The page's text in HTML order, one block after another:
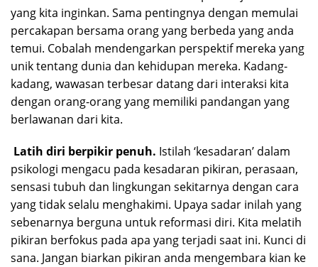
yang kita inginkan. Sama pentingnya dengan memulai
percakapan bersama orang yang berbeda yang anda
temui. Cobalah mendengarkan perspektif mereka yang
unik tentang dunia dan kehidupan mereka. Kadang-
kadang, wawasan terbesar datang dari interaksi kita
dengan orang-orang yang memiliki pandangan yang
berlawanan dari kita.
Latih diri berpikir penuh. Istilah ‘kesadaran’ dalam
psikologi mengacu pada kesadaran pikiran, perasaan,
sensasi tubuh dan lingkungan sekitarnya dengan cara
yang tidak selalu menghakimi. Upaya sadar inilah yang
sebenarnya berguna untuk reformasi diri. Kita melatih
pikiran berfokus pada apa yang terjadi saat ini. Kunci di
sana. Jangan biarkan pikiran anda mengembara kian ke